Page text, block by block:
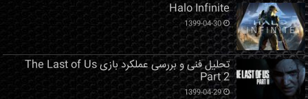
Halo Infinite
1399-04-30
تحلیل فنی و بررسی عملکرد بازی The Last of Us
Part 2
1399-04-29